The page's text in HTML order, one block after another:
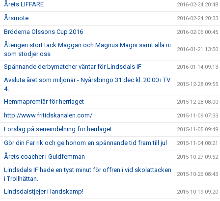
Årets LIFFARE 2016-02-24 20:48
Årsmöte 2016-02-24 20:33
Bröderna Olssons Cup 2016 2016-02-06 00:45
Återigen stort tack Maggan och Magnus Magni samt alla ni
som stödjer oss
2016-01-21 13:50
Spännande derbymatcher väntar för Lindsdals IF 2016-01-14 09:13
Avsluta året som miljonär - Nyårsbingo 31 dec kl. 20.00 i TV
4.
2015-12-28 09:55
Hemmapremiär för herrlaget 2015-12-28 08:00
http://www.fritidskanalen.com/ 2015-11-09 07:33
Förslag på serieindelning för herrlaget 2015-11-05 09:49
Gör din Far rik och ge honom en spännande tid fram till jul 2015-11-04 08:21
Årets coacher i Guldfemman 2015-10-27 09:52
Lindsdals IF hade en tyst minut för offren i vid skolattacken
i Trollhättan.
2015-10-26 08:43
Lindsdalstjejer i landskamp! 2015-10-19 09:20